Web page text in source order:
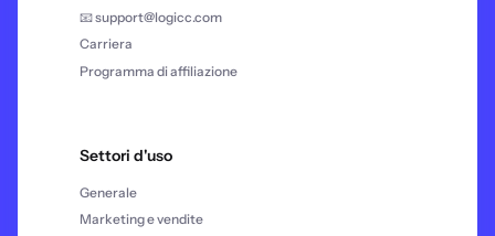
📧 support@logicc.com
Carriera
Programma di affiliazione
Settori d'uso
Generale
Marketing e vendite